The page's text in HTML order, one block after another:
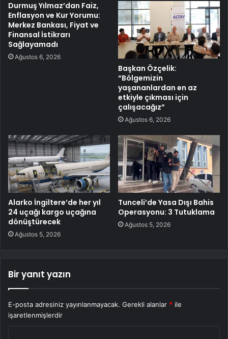
Durmuş Yılmaz’dan Faiz,
Enflasyon ve Kur Yorumu:
Merkez Bankası, Fiyat ve
Finansal İstikrarı
Sağlayamadı
Ağustos 6, 2026
Başkan Özçelik:
“Bölgemizin
yaşananlardan en az
etkiyle çıkması için
çalışacağız”
Ağustos 6, 2026
Alarko İngiltere’de her yıl
24 uçağı kargo uçağına
dönüştürecek
Ağustos 5, 2026
Tunceli’de Yasa Dışı Bahis
Operasyonu: 3 Tutuklama
Ağustos 5, 2026
Bir yanıt yazın
E-posta adresiniz yayınlanmayacak. Gerekli alanlar * ile
işaretlenmişlerdir